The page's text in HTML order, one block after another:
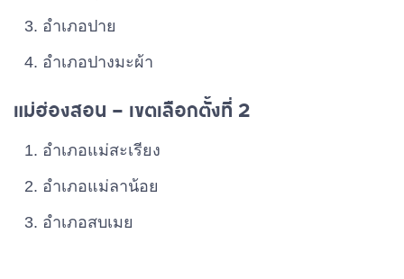
อําเภอปาย
อําเภอปางมะผ้า
แม่ฮ่องสอน – เขตเลือกตั้งที่ 2
อําเภอแม่สะเรียง
อําเภอแม่ลาน้อย
อําเภอสบเมย